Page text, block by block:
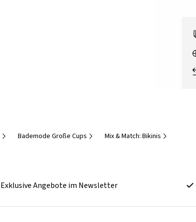
Bademode Große Cups Mix & Match: Bikinis
Exklusive Angebote im Newsletter